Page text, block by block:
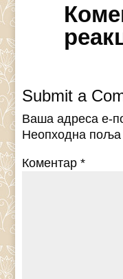
Submit a
Ваша адреса е-
Неопходна поља
Коментар*